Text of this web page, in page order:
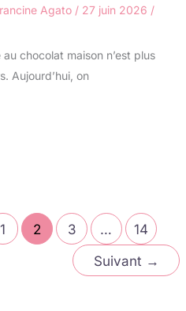
Agato / 27 juin 2026 /
chocolat maison n’est plus
Aujourd’hui, on
1 2 3 …
14
Suivant →